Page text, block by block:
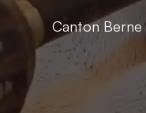
Canton